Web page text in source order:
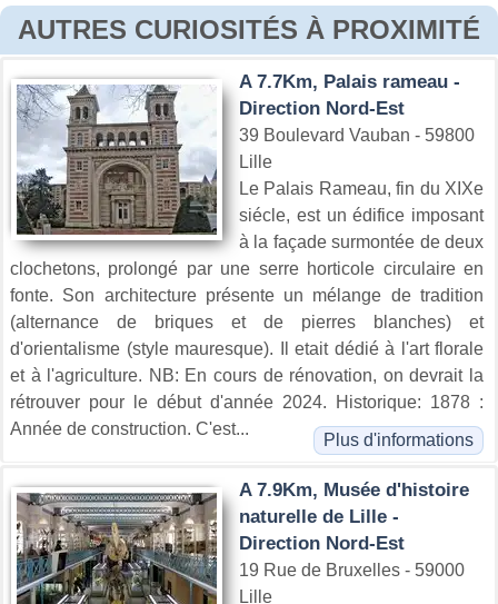
AUTRES CURIOSITÉS À PROXIMITÉ
A 7.7Km, Palais rameau -
Direction Nord-Est
39 Boulevard Vauban - 59800
Lille
Le Palais Rameau, fin du XIXe
siécle, est un édifice imposant
à la façade surmontée de deux
clochetons, prolongé par une serre horticole circulaire en
fonte. Son architecture présente un mélange de tradition
(alternance de briques et de pierres blanches) et
d'orientalisme (style mauresque). Il etait dédié à l'art florale
et à l'agriculture. NB: En cours de rénovation, on devrait la
rétrouver pour le début d'année 2024. Historique: 1878 :
Année de construction. C'est...
Plus d'informations
A 7.9Km, Musée d'histoire
naturelle de Lille -
Direction Nord-Est
19 Rue de Bruxelles - 59000
Lille